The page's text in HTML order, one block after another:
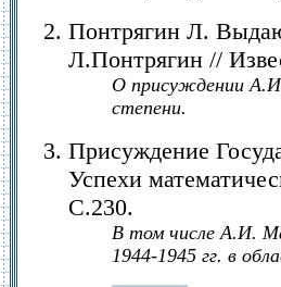
Понтрягин Л.
Л.Понтрягин //
О присуждении
степени.
Присуждение
Успехи
С.230.
В том числе А.И.
1944-1945 гг. в